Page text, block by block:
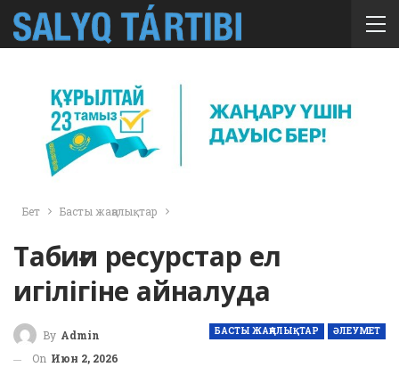
Бет Басты жаңалықтар
Табиғи ресурстар ел
игілігіне айналуда
БАСТЫ ЖАҢАЛЫҚТАР ӘЛЕУМЕТ
By Admin
On Июн 2, 2026